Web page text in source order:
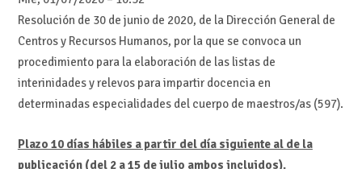
Resolución de 30 de junio de 2020, de la Dirección General de
Centros y Recursos Humanos, por la que se convoca un
procedimiento para la elaboración de las listas de
interinidades y relevos para impartir docencia en
determinadas especialidades del cuerpo de maestros/as (597).
Plazo 10 días hábiles a partir del día siguiente al de la
publicación (del 2 a 15 de julio ambos incluidos).